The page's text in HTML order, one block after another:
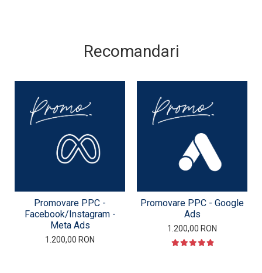
Recomandari
Promovare PPC -
Facebook/Instagram -
Meta Ads
1.200,00 RON
Promovare PPC - Google
Ads
1.200,00 RON